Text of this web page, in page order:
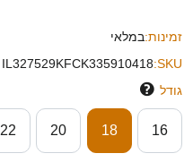
זמינות:במלאי
SKU:
IL327529KFCK335910418
גודל
16
18
20
22